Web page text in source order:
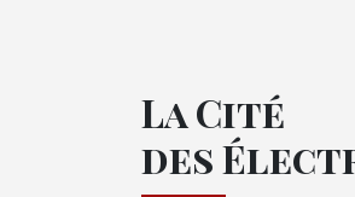
La Cité
des